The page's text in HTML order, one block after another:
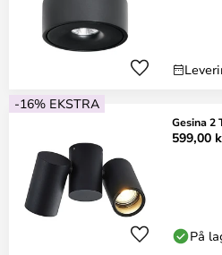
-16% EKSTRA
Gesina 2
599,00
På